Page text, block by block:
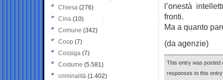
l’onestà
fronti.
Ma a quanto
(da agenzie)
This entry was posted
responses to this
Chiesa (276)
Cina (10)
Comune (342)
Coop (7)
Cossiga (7)
Costume (5.581)
criminalità (1.402)